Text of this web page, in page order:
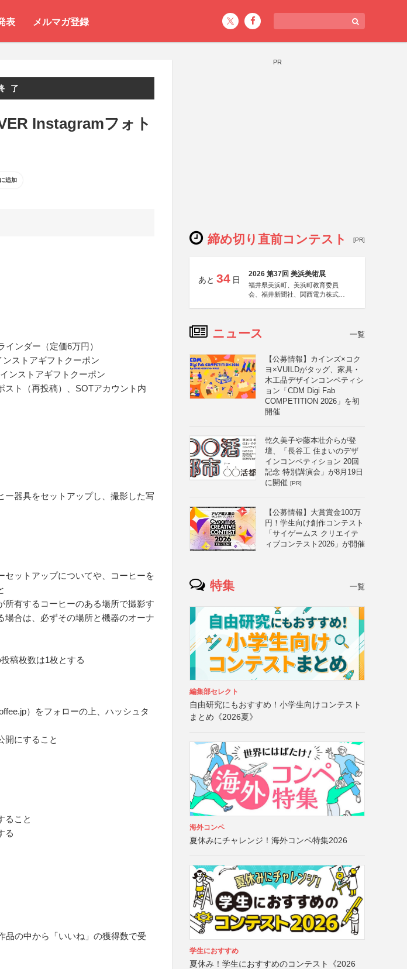
表 メルマガ登録
了
Instagramフォト
追加
ンダー（定価6万円）
ストアギフトクーポン
ンストアギフトクーポン
ト（再投稿）、SOTアカウント内
器具をセットアップし、撮影した写
ットアップについてや、コーヒーを
有するコーヒーのある場所で撮影す
場合は、必ずその場所と機器のオーナ
稿枚数は1枚とする
）をフォローの上、ハッシュタ
開にすること
ること
る
品の中から「いいね」の獲得数で受
PR
締め切り直前コンテスト [PR]
あと 34 日
2026 第37回 美浜美術展
福井県美浜町、美浜町教育委員
会、福井新聞社、関西電力株式会
ニュース 一覧
【公募情報】カインズ×コク
ヨ×VUILDがタッグ、家具・
木工品デザインコンペティシ
ョン「CDM Digi Fab
COMPETITION 2026」を初
開催
乾久美子や藤本壮介らが登
壇、「長谷工 住まいのデザ
インコンペティション 20回
記念 特別講演会」が8月19日
に開催 [PR]
【公募情報】大賞賞金100万
円！学生向け創作コンテスト
「サイゲームス クリエイテ
ィブコンテスト2026」が開催
特集 一覧
編集部セレクト
自由研究にもおすすめ！小学生向けコンテスト
まとめ《2026夏》
海外コンペ
夏休みにチャレンジ！海外コンペ特集2026
学生におすすめ
夏休み！学生におすすめのコンテスト《2026